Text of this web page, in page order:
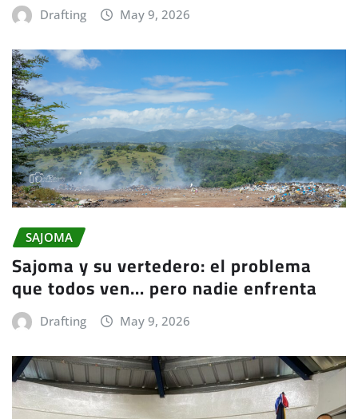
Drafting May 9, 2026
SAJOMA
Sajoma y su vertedero: el problema
que todos ven… pero nadie enfrenta
Drafting May 9, 2026